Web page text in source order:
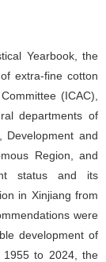
Yearbook, the
extra-fine cotton
(ICAC),
departments of
Development and
Region, and
status and its
in Xinjiang from
were
development of
1955 to 2024, the